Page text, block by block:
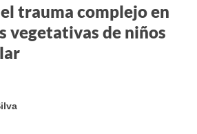
trauma complejo en
vegetativas de niños